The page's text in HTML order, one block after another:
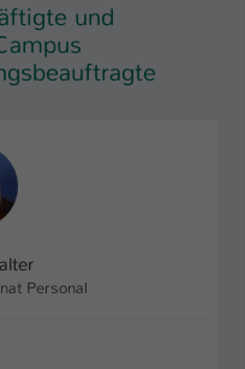
und
Personal